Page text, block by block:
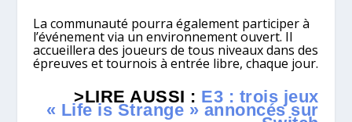
La communauté pourra également participer à
l’événement via un environnement ouvert. Il
accueillera des joueurs de tous niveaux dans des
épreuves et tournois à entrée libre, chaque jour.
>LIRE AUSSI : E3 : trois jeux
« Life is Strange » annoncés sur